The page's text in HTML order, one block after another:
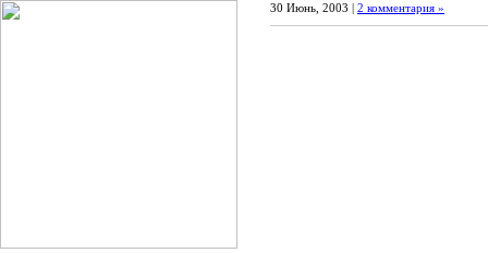
30 Июнь, 2003 | 2 комментария »